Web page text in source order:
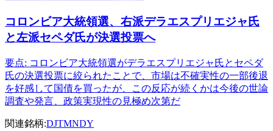
コロンビア大統領選、右派デラエスプリエジャ氏
と左派セペダ氏が決選投票へ
要点: コロンビア大統領選がデラエスプリエジャ氏とセペダ
氏の決選投票に絞られたことで、市場は不確実性の一部後退
を好感して国債を買ったが、この反応が続くかは今後の世論
調査や発言、政策実現性の見極め次第だ
関連銘柄:DJTMNDY